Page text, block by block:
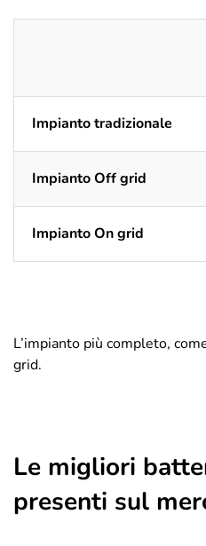
Impianto tradizionale
Impianto Off grid
Impianto On grid
L’impianto più completo,
grid.
Le migliori
presenti sul